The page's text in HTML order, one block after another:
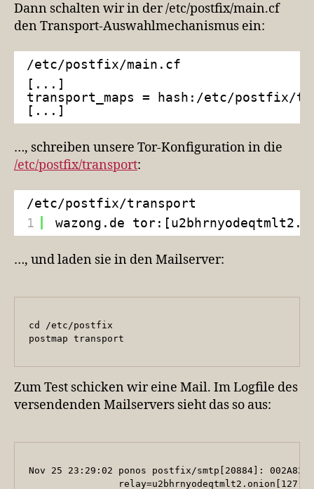
Dann schalten wir in der /etc/postfix/main.cf
den Transport-Auswahlmechanismus ein:
/etc/postfix/main.cf
[...]
transport_maps = hash:/etc/postfix/
[...]
…, schreiben unsere Tor-Konfiguration in die
/etc/postfix/transport:
/etc/postfix/transport
1
wazong.de
…, und laden sie in den Mailserver:
cd /etc/postfix
postmap transport
Zum Test schicken wir eine Mail. Im Logfile des
versendenden Mailservers sieht das so aus:
Nov 25 23:29:02 ponos postfix/smtp[20884]: